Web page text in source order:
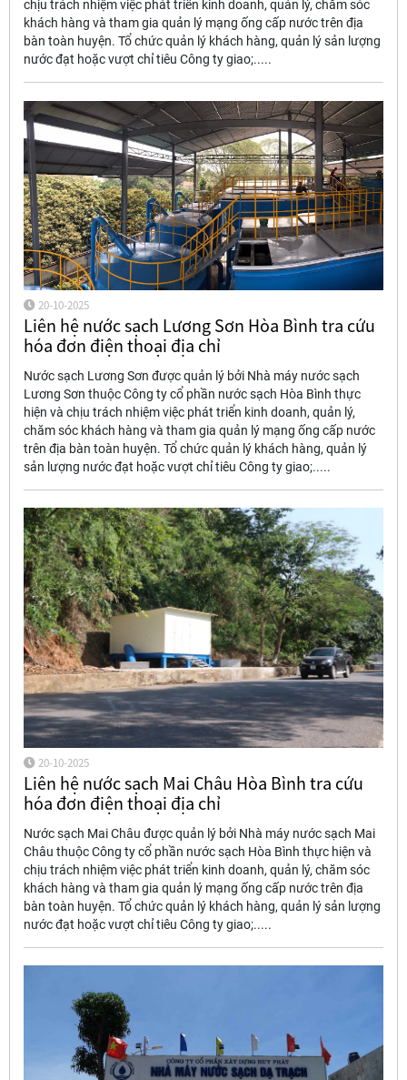
chịu trách nhiệm việc phát triển kinh doanh, quản lý, chăm sóc
khách hàng và tham gia quản lý mạng ống cấp nước trên địa
bàn toàn huyện. Tổ chức quản lý khách hàng, quản lý sản lượng
nước đạt hoặc vượt chỉ tiêu Công ty giao;.....
20-10-2025
Liên hệ nước sạch Lương Sơn Hòa Bình tra cứu
hóa đơn điện thoại địa chỉ
Nước sạch Lương Sơn được quản lý bởi Nhà máy nước sạch
Lương Sơn thuộc Công ty cổ phần nước sạch Hòa Bình thực
hiện và chịu trách nhiệm việc phát triển kinh doanh, quản lý,
chăm sóc khách hàng và tham gia quản lý mạng ống cấp nước
trên địa bàn toàn huyện. Tổ chức quản lý khách hàng, quản lý
sản lượng nước đạt hoặc vượt chỉ tiêu Công ty giao;.....
20-10-2025
Liên hệ nước sạch Mai Châu Hòa Bình tra cứu
hóa đơn điện thoại địa chỉ
Nước sạch Mai Châu được quản lý bởi Nhà máy nước sạch Mai
Châu thuộc Công ty cổ phần nước sạch Hòa Bình thực hiện và
chịu trách nhiệm việc phát triển kinh doanh, quản lý, chăm sóc
khách hàng và tham gia quản lý mạng ống cấp nước trên địa
bàn toàn huyện. Tổ chức quản lý khách hàng, quản lý sản lượng
nước đạt hoặc vượt chỉ tiêu Công ty giao;.....